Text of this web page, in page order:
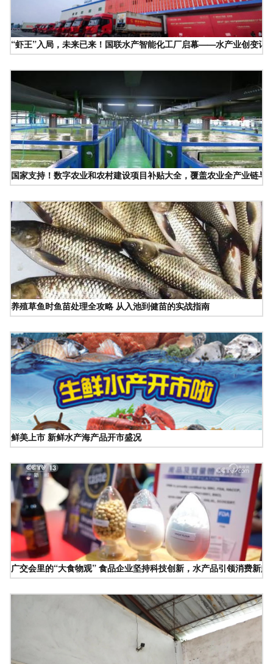
“虾王”入局，未来已来！国联水产智能化工厂启幕——水产业创变记
国家支持！数字农业和农村建设项目补贴大全，覆盖农业全产业链与
养殖草鱼时鱼苗处理全攻略 从入池到健苗的实战指南
鲜美上市 新鲜水产海产品开市盛况
广交会里的“大食物观” 食品企业坚持科技创新，水产品引领消费新趋